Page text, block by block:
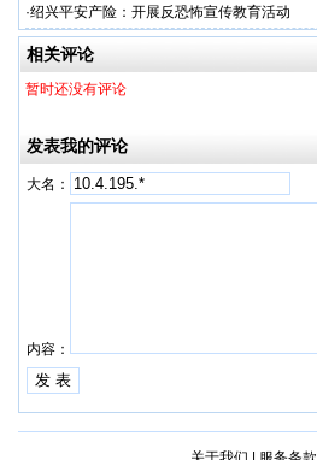
·绍兴平安产险：开展反恐怖宣传教育活动
相关评论
暂时还没有评论
发表我的评论
大名：
内容：